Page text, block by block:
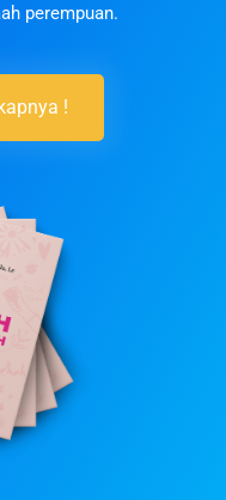
perempuan.
!